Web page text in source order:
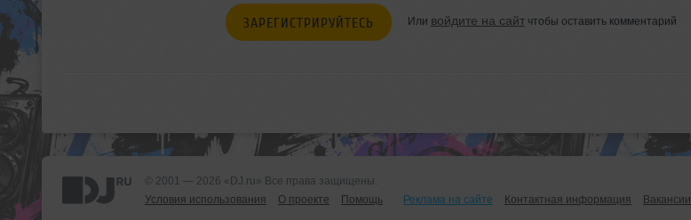
ЗАРЕГИСТРИРУЙТЕСЬ Или войдите на сайтчтобы оставить комментарий
© 2001 — 2026 «DJ.ru» Все права защищены.
Условия использования
О проекте Помощь Реклама на сайте Контактная информация Вакансии